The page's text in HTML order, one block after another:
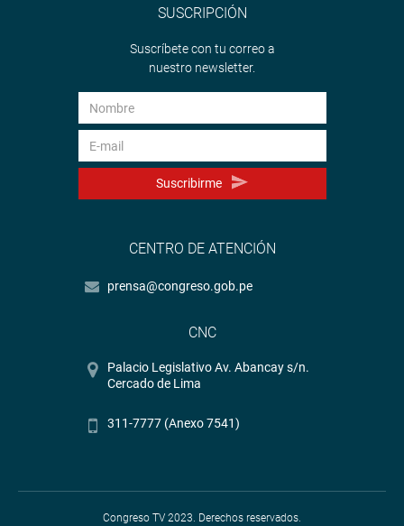
SUSCRIPCIÓN
Suscríbete con tu correo a
nuestro newsletter.
Suscribirme
CENTRO DE ATENCIÓN
prensa@congreso.gob.pe
CNC
Palacio Legislativo Av. Abancay s/n.
Cercado de Lima
311-7777 (Anexo 7541)
Congreso TV 2023. Derechos reservados.